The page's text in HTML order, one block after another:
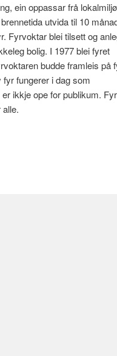
ein oppassar frå
utvida til 10
Fyrvoktar blei tilsett og
bolig. I 1977 blei fyret
budde framleis på
fungerer i dag som
ikkje ope for publikum.